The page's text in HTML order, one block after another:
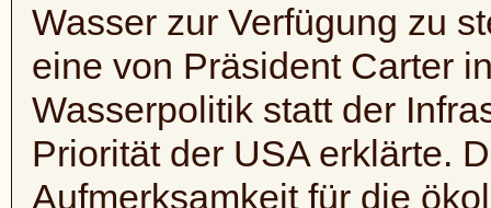
Wasser zur Verfügung zu
eine von Präsident Carter
Wasserpolitik statt der
Priorität der USA erklärte.
Aufmerksamkeit für die